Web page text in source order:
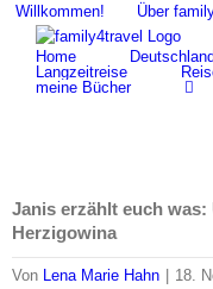
Zum
springen
Willkommen! Über
Suche
nach:
Home Deutschland
Langzeitreise
meine Bücher
Janis erzählt euch was:
Herzigowina
Von Lena Marie Hahn 18.